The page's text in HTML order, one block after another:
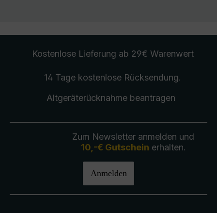
Kostenlose Lieferung ab 29€ Warenwert
14 Tage kostenlose Rücksendung.
Altgeräterücknahmebeantragen
Zum Newsletter anmelden und
10,-€ Gutschein erhalten.
Anmelden